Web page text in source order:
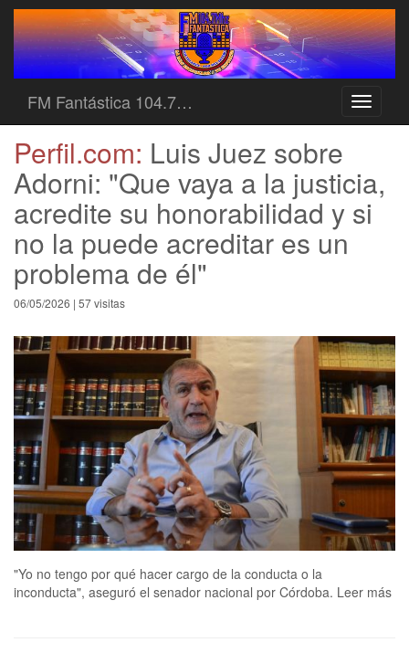
Toggle
FM Fantástica 104.7…
Perfil.com: Luis Juez sobre
Adorni: "Que vaya a la justicia,
acredite su honorabilidad y si
no la puede acreditar es un
problema de él"
06/05/2026 | 57 visitas
"Yo no tengo por qué hacer cargo de la conducta o la
inconducta", aseguró el senador nacional por Córdoba. Leer más